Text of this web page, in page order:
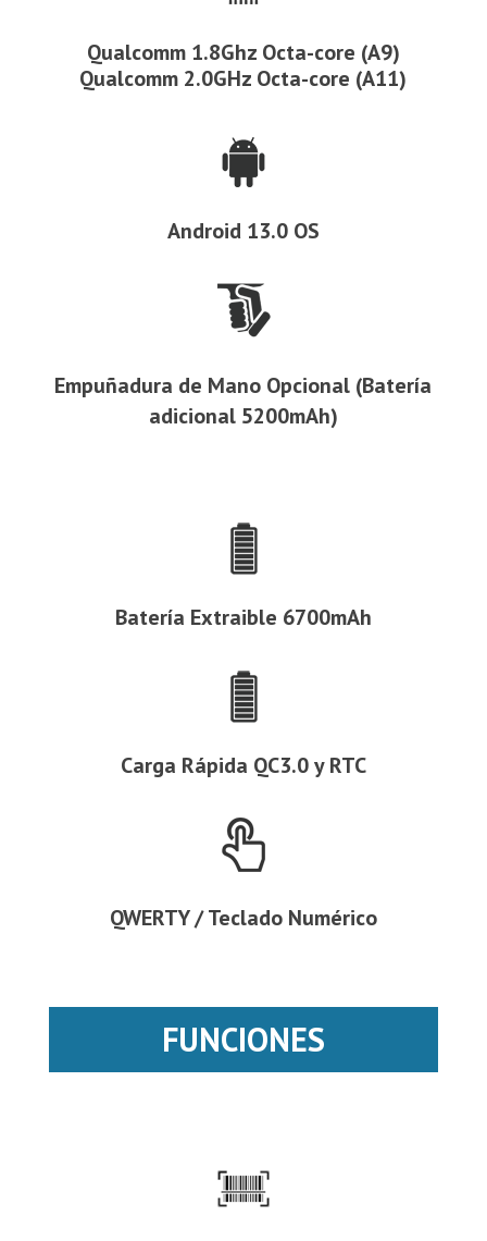
Qualcomm 1.8Ghz Octa-core (A9)
Qualcomm 2.0GHz Octa-core (A11)
Android 13.0 OS
Empuñadura de Mano Opcional (Batería
adicional 5200mAh)
Batería Extraible 6700mAh
Carga Rápida QC3.0 y RTC
QWERTY / Teclado Numérico
FUNCIONES